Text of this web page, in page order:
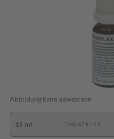
Abbildung kann abweichen
15 ml (940,67 € / 1 l)